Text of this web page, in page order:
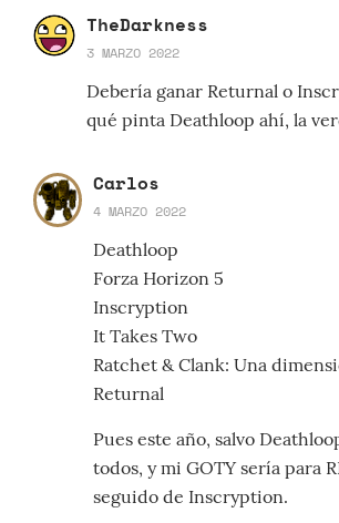
TheDarkness
3 MARZO 2022
Debería ganar Returnal o
qué pinta Deathloop ahí, la
Carlos
4 MARZO 2022
Deathloop
Forza Horizon 5
Inscryption
It Takes Two
Ratchet & Clank: Una
Returnal
Pues este año, salvo
todos, y mi GOTY sería para
seguido de Inscryption.